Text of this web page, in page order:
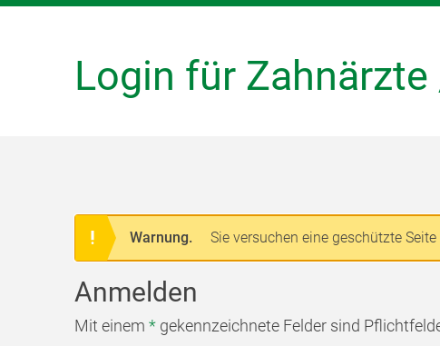
Login für Zahnärzte
Warnung. Sie versuchen eine geschützte
Anmelden
Mit einem * gekennzeichnete Felder sind